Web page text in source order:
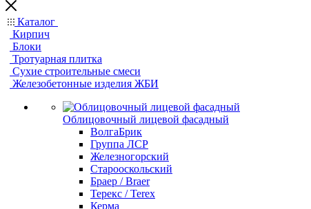
Каталог
Кирпич
Блоки
Тротуарная плитка
Сухие строительные смеси
Железобетонные изделия ЖБИ
Облицовочный лицевой фасадный
ВолгаБрик
Группа ЛСР
Железногорский
Старооскольский
Браер / Braer
Терекс / Terex
Керма